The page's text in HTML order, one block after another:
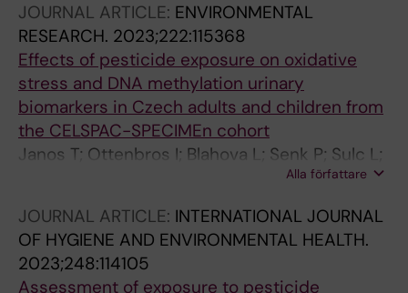
JOURNAL ARTICLE: ENVIRONMENTAL
RESEARCH. 2023;222:115368
Effects of pesticide exposure on oxidative
stress and DNA methylation urinary
biomarkers in Czech adults and children from
the CELSPAC-SPECIMEn cohort
Janos T; Ottenbros I; Blahova L; Senk P; Sulc L;
Palesova N; Sheardova J; Vlaanderen J; Cupr P
Alla författare
JOURNAL ARTICLE: INTERNATIONAL JOURNAL
OF HYGIENE AND ENVIRONMENTAL HEALTH.
2023;248:114105
Assessment of exposure to pesticide